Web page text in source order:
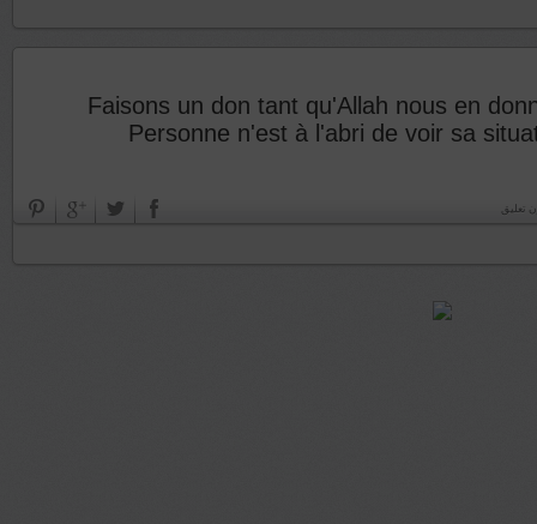
Faisons un don tant qu'Allah nous en
Personne n'est à l'abri de voir sa
تعليق